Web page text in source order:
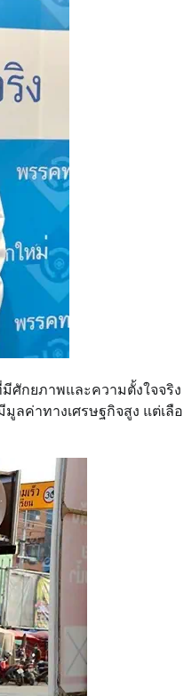
ศักยภาพและความตั้งใจจริง
ลค่าทางเศรษฐกิจสูง แต่เลื